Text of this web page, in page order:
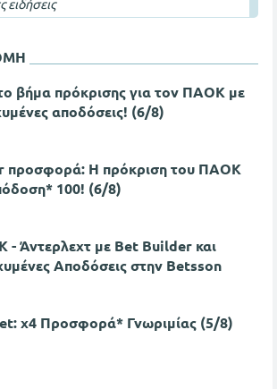
ειδήσεις
βήμα πρόκρισης για τον ΠΑΟΚ με
αποδόσεις! (6/8)
προσφορά: Η πρόκριση του ΠΑΟΚ
100! (6/8)
Άντερλεχτ με Bet Builder και
Αποδόσεις στην Betsson
x4 Προσφορά* Γνωριμίας (5/8)